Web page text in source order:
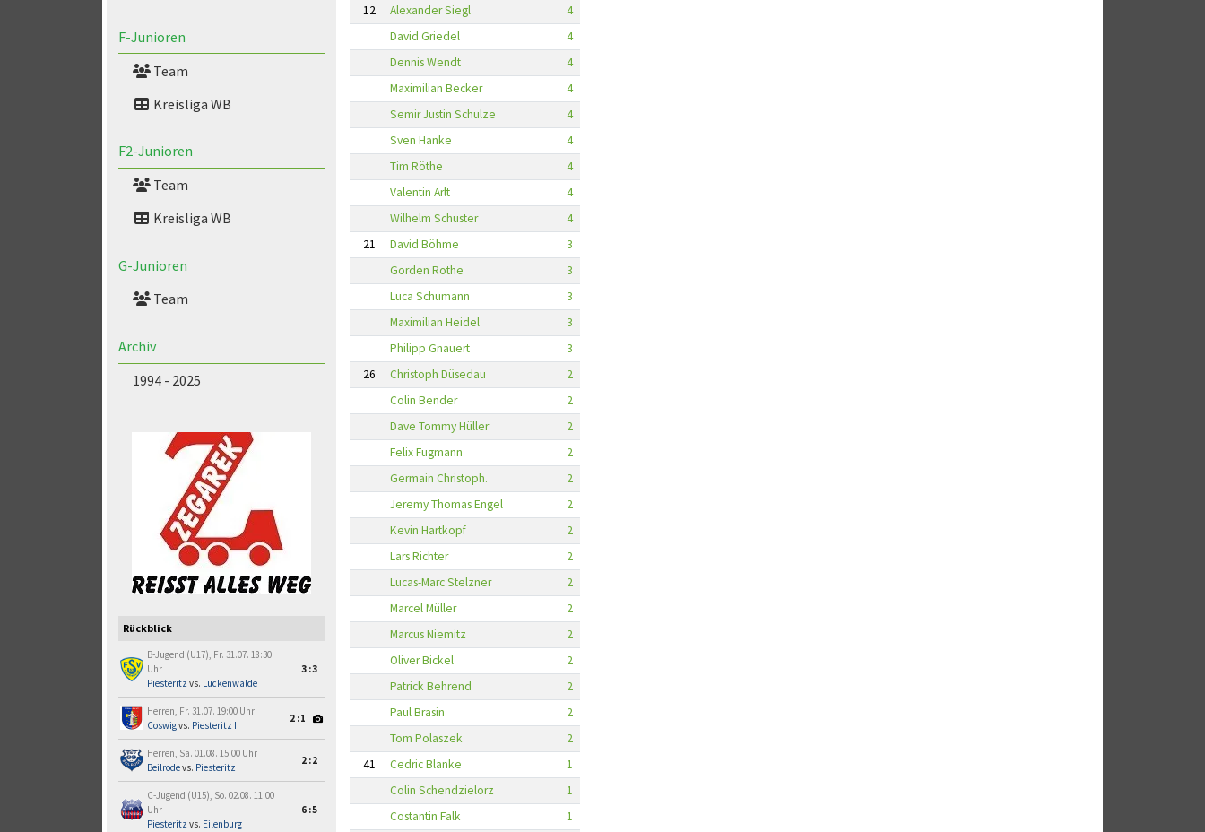
F-Junioren
Team
Kreisliga WB
F2-Junioren
Team
Kreisliga WB
G-Junioren
Team
Archiv
1994 - 2025
Rückblick
B-Jugend (U17), Fr. 31.07. 18:30
Uhr
Piesteritz vs. Luckenwalde
3:3
Herren, Fr. 31.07. 19:00 Uhr
Coswigvs. Piesteritz II
2:1
Herren, Sa. 01.08. 15:00 Uhr
Beilrodevs. Piesteritz
2:2
C-Jugend (U15), So. 02.08. 11:00
Uhr
Piesteritz vs. Eilenburg
6:5
12
Alexander Siegl
4
David Griedel
4
Dennis Wendt
4
Maximilian Becker
4
Semir Justin Schulze
4
Sven Hanke
4
Tim Röthe
4
Valentin Arlt
4
Wilhelm Schuster
4
21
David Böhme
3
Gorden Rothe
3
Luca Schumann
3
Maximilian Heidel
3
Philipp Gnauert
3
26
Christoph Düsedau
2
Colin Bender
2
Dave Tommy Hüller
2
Felix Fugmann
2
Germain Christoph.
2
Jeremy Thomas Engel
2
Kevin Hartkopf
2
Lars Richter
2
Lucas-Marc Stelzner
2
Marcel Müller
2
Marcus Niemitz
2
Oliver Bickel
2
Patrick Behrend
2
Paul Brasin
2
Tom Polaszek
2
41
Cedric Blanke
1
Colin Schendzielorz
1
Costantin Falk
1